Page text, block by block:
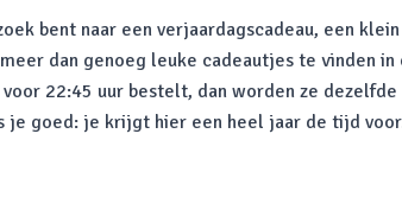
bent naar een verjaardagscadeau, een
dan genoeg leuke cadeautjes te vinden
22:45 uur bestelt, dan worden ze
goed: je krijgt hier een heel jaar de tijd